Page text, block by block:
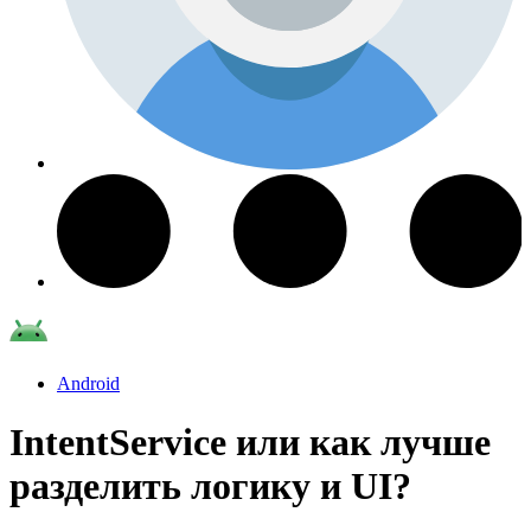
Android
IntentService или как лучше
разделить логику и UI?